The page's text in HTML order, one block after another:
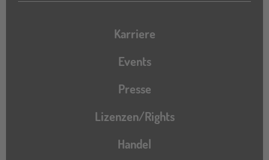
Karriere
Events
Presse
Lizenzen/Rights
Handel